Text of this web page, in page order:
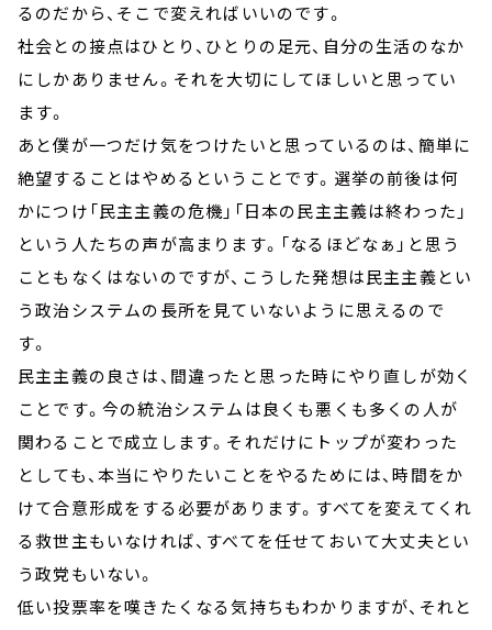
るのだから、そこで変えればいいのです。
社会との接点はひとり、ひとりの足元、自分の生活のなか
にしかありません。それを大切にしてほしいと思ってい
ます。
あと僕が一つだけ気をつけたいと思っているのは、簡単に
絶望することはやめるということです。選挙の前後は何
かにつけ「民主主義の危機」「日本の民主主義は終わった」
という人たちの声が高まります。「なるほどなぁ」と思う
こともなくはないのですが、こうした発想は民主主義とい
う政治システムの長所を見ていないように思えるので
す。
民主主義の良さは、間違ったと思った時にやり直しが効く
ことです。今の統治システムは良くも悪くも多くの人が
関わることで成立します。それだけにトップが変わった
としても、本当にやりたいことをやるためには、時間をか
けて合意形成をする必要があります。すべてを変えてくれ
る救世主もいなければ、すべてを任せておいて大丈夫とい
う政党もいない。
低い投票率を嘆きたくなる気持ちもわかりますが、それと